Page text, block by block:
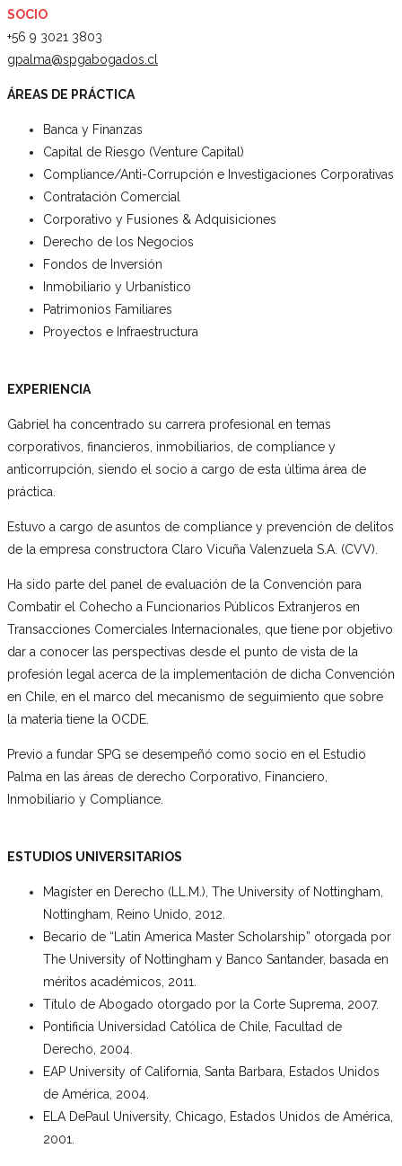
SOCIO
+56 9 3021 3803
gpalma@spgabogados.cl
ÁREAS DE PRÁCTICA
Banca y Finanzas
Capital de Riesgo (Venture Capital)
Compliance/Anti-Corrupción e Investigaciones Corporativas
Contratación Comercial
Corporativo y Fusiones & Adquisiciones
Derecho de los Negocios
Fondos de Inversión
Inmobiliario y Urbanístico
Patrimonios Familiares
Proyectos e Infraestructura
EXPERIENCIA
Gabriel ha concentrado su carrera profesional en temas
corporativos, financieros, inmobiliarios, de compliance y
anticorrupción, siendo el socio a cargo de esta última área de
práctica.
Estuvo a cargo de asuntos de compliance y prevención de delitos
de la empresa constructora Claro Vicuña Valenzuela S.A. (CVV).
Ha sido parte del panel de evaluación de la Convención para
Combatir el Cohecho a Funcionarios Públicos Extranjeros en
Transacciones Comerciales Internacionales, que tiene por objetivo
dar a conocer las perspectivas desde el punto de vista de la
profesión legal acerca de la implementación de dicha Convención
en Chile, en el marco del mecanismo de seguimiento que sobre
la materia tiene la OCDE.
Previo a fundar SPG se desempeñó como socio en el Estudio
Palma en las áreas de derecho Corporativo, Financiero,
Inmobiliario y Compliance.
ESTUDIOS UNIVERSITARIOS
Magíster en Derecho (LL.M.), The University of Nottingham,
Nottingham, Reino Unido, 2012.
Becario de “Latin America Master Scholarship” otorgada por
The University of Nottingham y Banco Santander, basada en
méritos académicos, 2011.
Título de Abogado otorgado por la Corte Suprema, 2007.
Pontificia Universidad Católica de Chile, Facultad de
Derecho, 2004.
EAP University of California, Santa Barbara, Estados Unidos
de América, 2004.
ELA DePaul University, Chicago, Estados Unidos de América,
2001.